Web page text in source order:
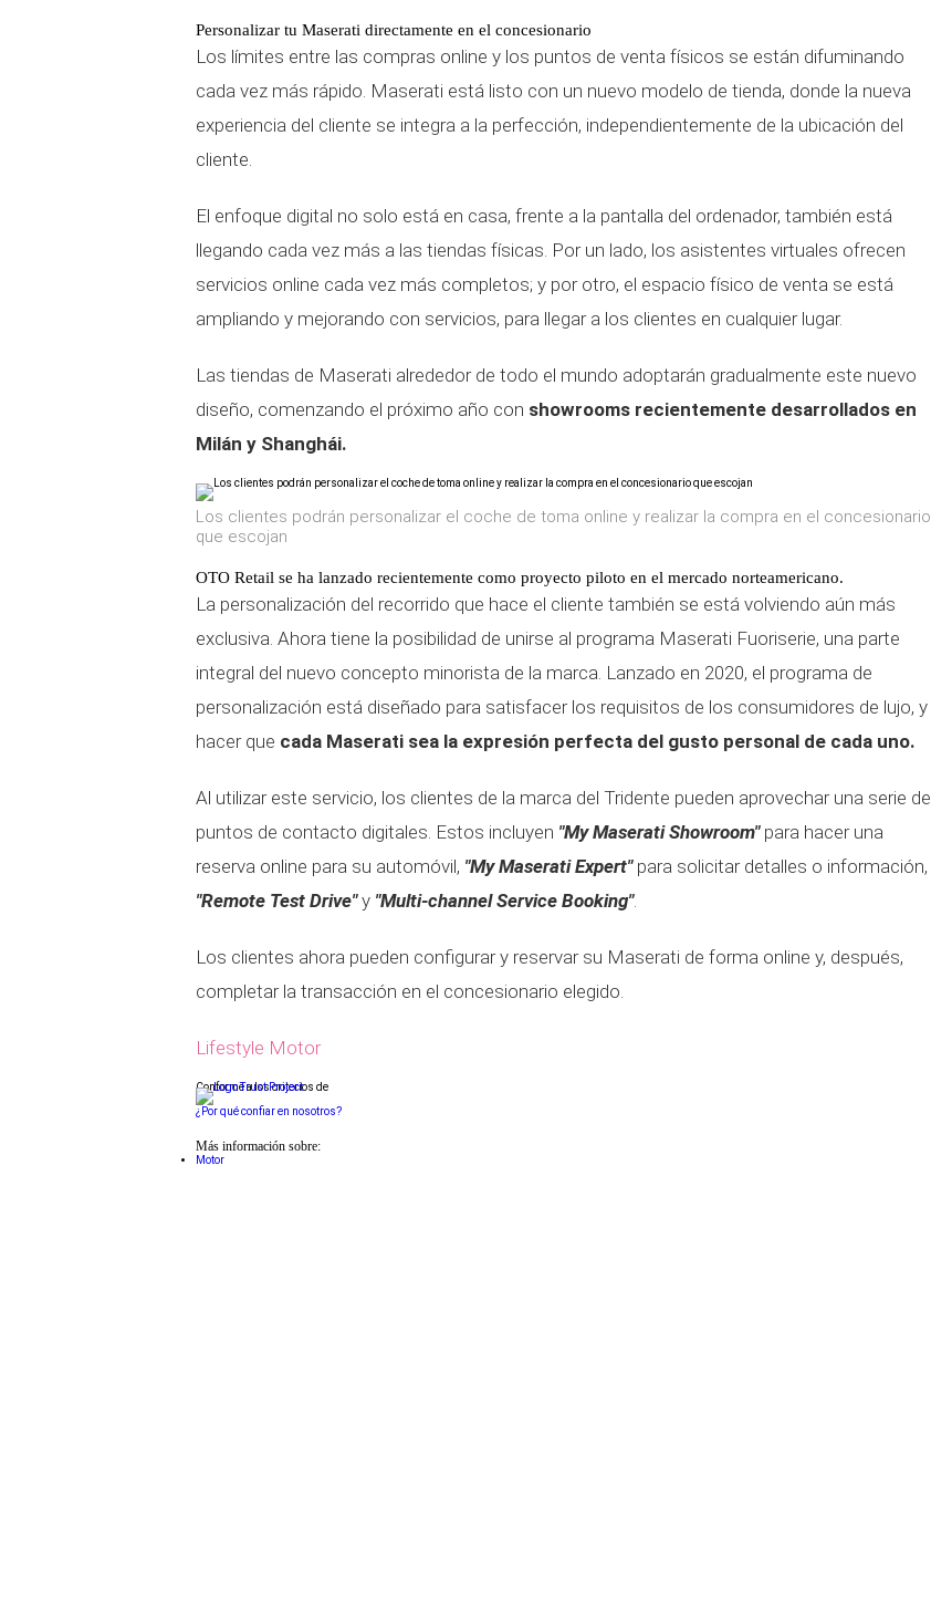
Personalizar tu Maserati directamente en el concesionario
Los límites entre las compras online y los puntos de venta físicos se están difuminando
cada vez más rápido. Maserati está listo con un nuevo modelo de tienda, donde la nueva
experiencia del cliente se integra a la perfección, independientemente de la ubicación del
cliente.
El enfoque digital no solo está en casa, frente a la pantalla del ordenador, también está
llegando cada vez más a las tiendas físicas. Por un lado, los asistentes virtuales ofrecen
servicios online cada vez más completos; y por otro, el espacio físico de venta se está
ampliando y mejorando con servicios, para llegar a los clientes en cualquier lugar.
Las tiendas de Maserati alrededor de todo el mundo adoptarán gradualmente este nuevo
diseño, comenzando el próximo año con showrooms recientemente desarrollados en
Milán y Shanghái.
Los clientes podrán personalizar el coche de toma online y realizar la compra en el concesionario
que escojan
OTO Retail se ha lanzado recientemente como proyecto piloto en el mercado norteamericano.
La personalización del recorrido que hace el cliente también se está volviendo aún más
exclusiva. Ahora tiene la posibilidad de unirse al programa Maserati Fuoriserie, una parte
integral del nuevo concepto minorista de la marca. Lanzado en 2020, el programa de
personalización está diseñado para satisfacer los requisitos de los consumidores de lujo, y
hacer que cada Maserati sea la expresión perfecta del gusto personal de cada uno.
Al utilizar este servicio, los clientes de la marca del Tridente pueden aprovechar una serie de
puntos de contacto digitales. Estos incluyen "My Maserati Showroom"para hacer una
reserva online para su automóvil, "My Maserati Expert"para solicitar detalles o información,
"Remote Test Drive"y "Multi-channel Service Booking".
Los clientes ahora pueden configurar y reservar su Maserati de forma online y, después,
completar la transacción en el concesionario elegido.
Lifestyle Motor
Conforme a los criterios de
¿Por qué confiar en nosotros?
Más información sobre:
Motor